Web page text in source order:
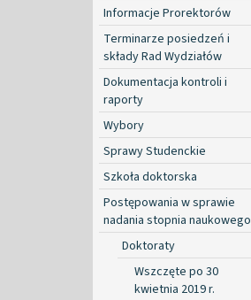
Informacje Prorektorów
Terminarze posiedzeń i
składy Rad Wydziałów
Dokumentacja kontroli i
raporty
Wybory
Sprawy Studenckie
Szkoła doktorska
Postępowania w sprawie
nadania stopnia naukowego
Doktoraty
Wszczęte po 30
kwietnia 2019 r.